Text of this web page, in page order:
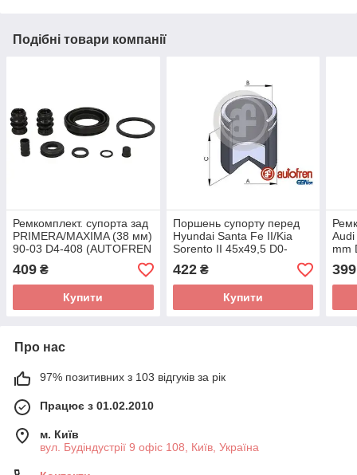
Подібні товари компанії
Ремкомплект. супорта зад
PRIMERA/MAXIMA (38 мм)
90-03 D4-408 (AUTOFREN
SEINSA)
409 ₴
Купити
Поршень супорту перед
Hyundai Santa Fe II/Kia
Sorento II 45x49,5 D0-
25431 (AUTOFREN
SEINSA)
422₴
Купити
mm
399
Про нас
97% позитивних з 103 відгуків за рік
Працює з 01.02.2010
м. Київ
вул. Будіндустрії 9 офіс 108, Київ, Україна